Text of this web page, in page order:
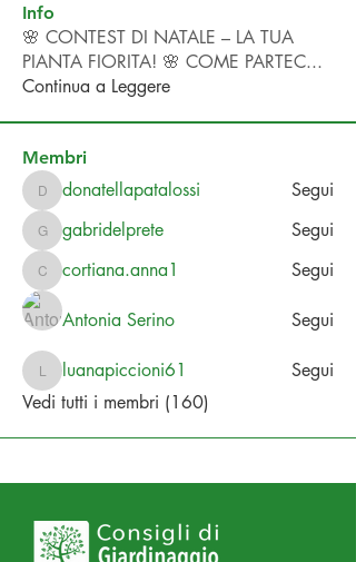
Info
🌸 CONTEST DI NATALE – LA TUA
PIANTA FIORITA! 🌸 COME PARTEC...
Continua a Leggere
Membri
donatellapatalossi
donatellapatalossi Segui
gabridelprete
gabridelprete Segui
cortiana.anna1
cortiana.anna1 Segui
Antonia Serino Segui
luanapiccioni61
luanapiccioni61
Segui
Vedi tutti i membri (160)